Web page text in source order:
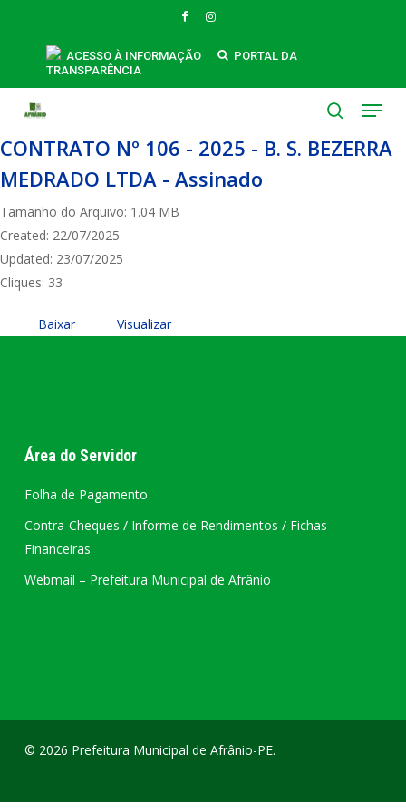
FACEBOOKINSTAGRAM
ACESSO À INFORMAÇÃO
PORTAL DA
TRANSPARÊNCIA
Menu
CONTRATO Nº 106 - 2025 - B. S. BEZERRA
MEDRADO LTDA - Assinado
Tamanho do Arquivo: 1.04 MB
Created: 22/07/2025
Updated: 23/07/2025
Cliques: 33
Baixar Visualizar
Área do Servidor
Folha de Pagamento
Contra-Cheques / Informe de Rendimentos / Fichas
Financeiras
Webmail – Prefeitura Municipal de Afrânio
© 2026 Prefeitura Municipal de Afrânio-PE.